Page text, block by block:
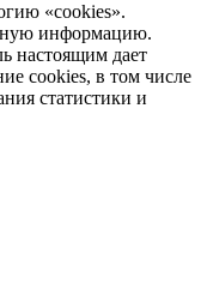
«cookies».
информацию.
настоящим дает
cookies, в том числе
статистики и